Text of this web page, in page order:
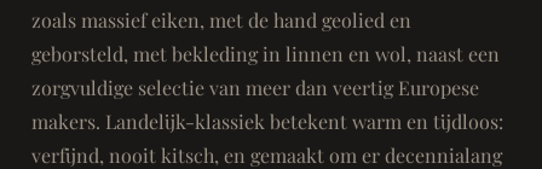
zoals massief eiken, met de hand geolied en
geborsteld, met bekleding in linnen en wol, naast een
zorgvuldige selectie van meer dan veertig Europese
makers. Landelijk-klassiek betekent warm en tijdloos:
verfijnd, nooit kitsch, en gemaakt om er decennialang